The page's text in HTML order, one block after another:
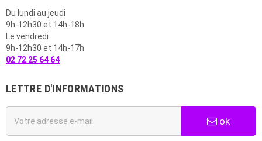
Du lundi au jeudi
9h-12h30 et 14h-18h
Le vendredi
9h-12h30 et 14h-17h
02 72 25 64 64
LETTRE D'INFORMATIONS
ok